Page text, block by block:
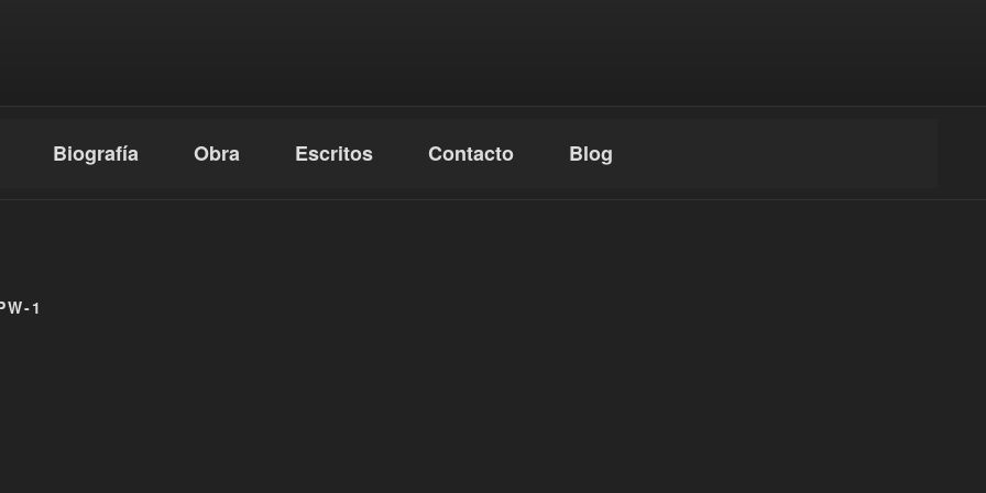
– Email: pedrooriol@pedrooriol.es
Biografía Obra Escritos Contacto Blog
1